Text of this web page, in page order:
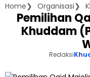
Home Organisasi
Pemilihan
Khuddam
Redaksi